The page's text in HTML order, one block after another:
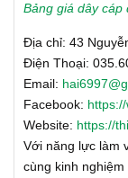
Bảng giá dây cáp
Địa chỉ: 43
Điện Thoại:
Email:
Facebook:
Website: https://
Với năng lực làm
cùng kinh